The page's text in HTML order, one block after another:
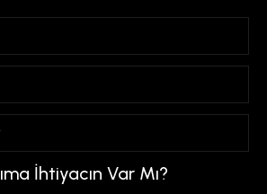
İhtiyacın Var Mı?